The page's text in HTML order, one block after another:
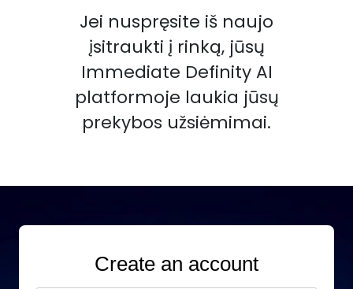
Jei nuspręsite iš naujo
įsitraukti į rinką, jūsų
Immediate Definity AI
platformoje laukia jūsų
prekybos užsiėmimai.